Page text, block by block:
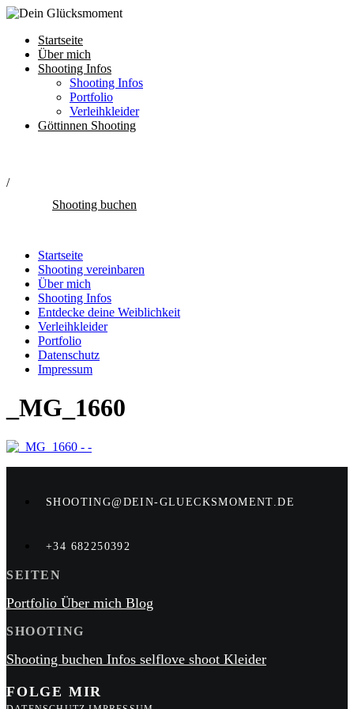
Startseite
Über mich
Shooting Infos
Shooting Infos
Portfolio
Verleihkleider
Göttinnen Shooting
/
Shooting buchen
Startseite
Shooting vereinbaren
Über mich
Shooting Infos
Entdecke deine Weiblichkeit
Verleihkleider
Portfolio
Datenschutz
Impressum
_MG_1660
SHOOTING@DEIN-GLUECKSMOMENT.DE
+34 682250392
SEITEN
Portfolio Über mich Blog
SHOOTING
Shooting buchen Infos selflove shoot Kleider
FOLGE MIR